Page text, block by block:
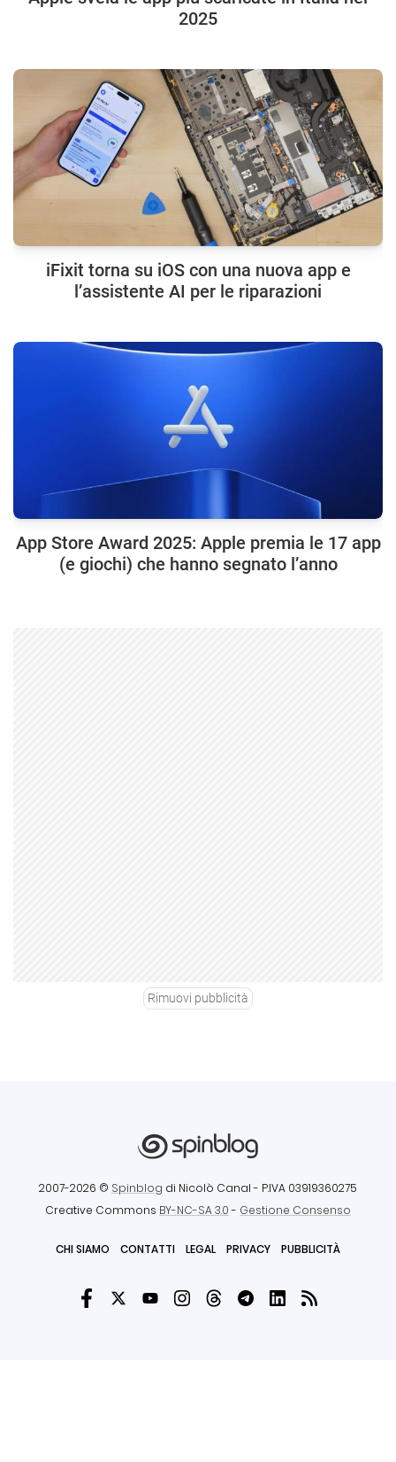
2025
iFixit torna su iOS con una nuova app e
l’assistente AI per le riparazioni
App Store Award 2025: Apple premia le 17 app
(e giochi) che hanno segnato l’anno
Rimuovi pubblicità
2007-2026 © Spinblog di Nicolò Canal - P.IVA 03919360275
Creative Commons BY-NC-SA 3.0- Gestione Consenso
CHI SIAMO CONTATTI LEGAL PRIVACY PUBBLICITÀ